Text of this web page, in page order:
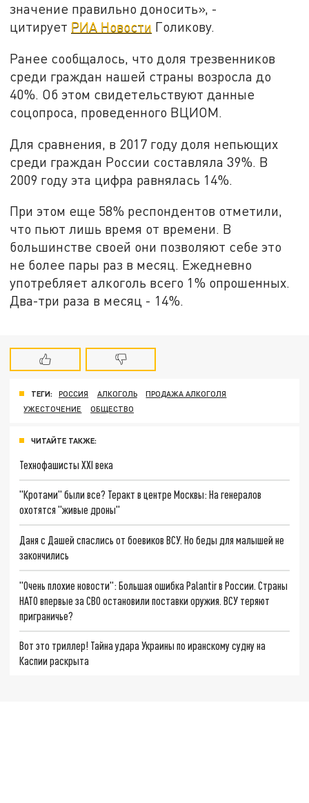
значение правильно доносить», -
цитирует РИА Новости Голикову.
Ранее сообщалось, что доля трезвенников
среди граждан нашей страны возросла до
40%. Об этом свидетельствуют данные
соцопроса, проведенного ВЦИОМ.
Для сравнения, в 2017 году доля непьющих
среди граждан России составляла 39%. В
2009 году эта цифра равнялась 14%.
При этом еще 58% респондентов отметили,
что пьют лишь время от времени. В
большинстве своей они позволяют себе это
не более пары раз в месяц. Ежедневно
употребляет алкоголь всего 1% опрошенных.
Два-три раза в месяц - 14%.
ТЕГИ: РОССИЯ АЛКОГОЛЬ
ПРОДАЖА АЛКОГОЛЯ
УЖЕСТОЧЕНИЕ
ОБЩЕСТВО
ЧИТАЙТЕ ТАКЖЕ:
Технофашисты XXI века
"Кротами" были все? Теракт в центре Москвы: На генералов
охотятся "живые дроны"
Даня с Дашей спаслись от боевиков ВСУ. Но беды для малышей не
закончились
"Очень плохие новости": Большая ошибка Palantir в России. Страны
НАТО впервые за СВО остановили поставки оружия. ВСУ теряют
приграничье?
Вот это триллер! Тайна удара Украины по иранскому судну на
Каспии раскрыта